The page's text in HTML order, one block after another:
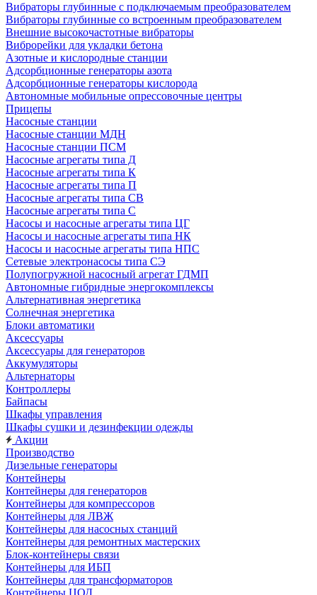
Вибраторы глубинные с подключаемым преобразователем
Вибраторы глубинные со встроенным преобразователем
Внешние высокочастотные вибраторы
Виброрейки для укладки бетона
Азотные и кислородные станции
Адсорбционные генераторы азота
Адсорбционные генераторы кислорода
Автономные мобильные опрессовочные центры
Прицепы
Насосные станции
Насосные станции МДН
Насосные станции ПСМ
Насосные агрегаты типа Д
Насосные агрегаты типа К
Насосные агрегаты типа П
Насосные агрегаты типа СВ
Насосные агрегаты типа С
Насосы и насосные агрегаты типа ЦГ
Насосы и насосные агрегаты типа НК
Насосы и насосные агрегаты типа НПС
Сетевые электронасосы типа СЭ
Полупогружной насосный агрегат ГДМП
Автономные гибридные энергокомплексы
Альтернативная энергетика
Солнечная энергетика
Блоки автоматики
Аксессуары
Аксессуары для генераторов
Аккумуляторы
Альтернаторы
Контроллеры
Байпасы
Шкафы управления
Шкафы сушки и дезинфекции одежды
Акции
Производство
Дизельные генераторы
Контейнеры
Контейнеры для генераторов
Контейнеры для компрессоров
Контейнеры для ЛВЖ
Контейнеры для насосных станций
Контейнеры для ремонтных мастерских
Блок-контейнеры связи
Контейнеры для ИБП
Контейнеры для трансформаторов
Контейнеры ЦОД